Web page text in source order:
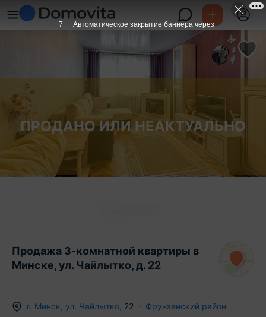
ПРОДАНО ИЛИ НЕАКТУАЛЬНО
Продажа 3-комнатной квартиры в
Минске, ул. Чайлытко, д. 22
г. Минск ул. Чайлытко 22 Фрунзенский район
6 Автоматическое закрытие баннера через